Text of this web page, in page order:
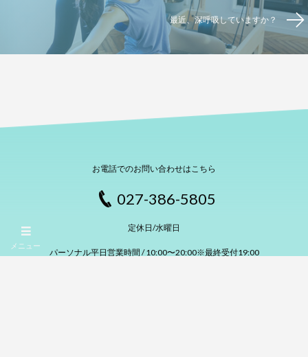
最近、深呼吸していますか？
メニュー
お電話でのお問い合わせはこちら
027-386-5805
定休日/水曜日
パーソナル平日営業時間 / 10:00〜20:00※最終受付19:00